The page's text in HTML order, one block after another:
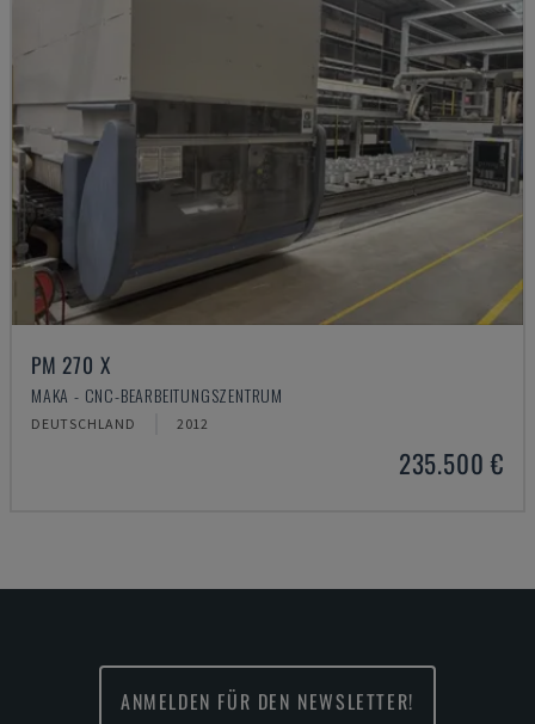
PM 270 X
MAKA - CNC-BEARBEITUNGSZENTRUM
DEUTSCHLAND 2012
235.500 €
ANMELDEN FÜR DEN NEWSLETTER!